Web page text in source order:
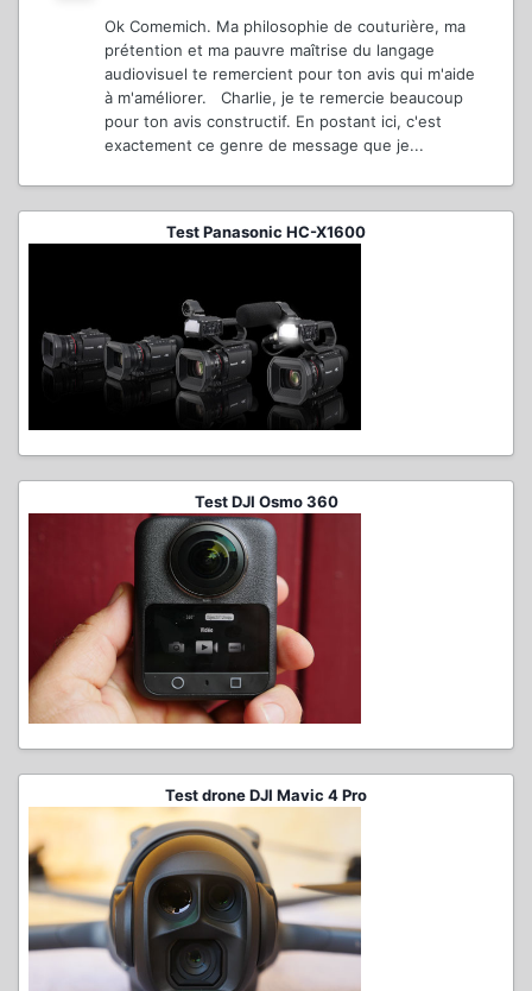
Ok Comemich. Ma philosophie de couturière, ma
prétention et ma pauvre maîtrise du langage
audiovisuel te remercient pour ton avis qui m'aide
à m'améliorer. Charlie, je te remercie beaucoup
pour ton avis constructif. En postant ici, c'est
exactement ce genre de message que je...
Test Panasonic HC-X1600
Test DJI Osmo 360
Test drone DJI Mavic 4 Pro